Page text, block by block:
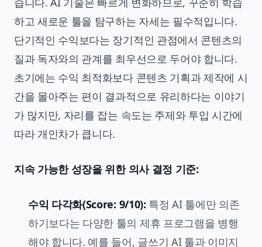
하고 새로운 툴을 탐구하는 자세는 필수적입니다.
단기적인 수익보다는 장기적인 관점에서 콘텐츠의
질과 독자와의 관계를 최우선으로 두어야 합니다.
초기에는 수익 최적화보다 콘텐츠 기획과 제작에 시
간을 몰아주는 편이 결과적으로 유리하다는 이야기
가 많지만, 자리를 잡는 속도는 주제와 투입 시간에
따라 개인차가 큽니다.
지속 가능한 성장을 위한 의사 결정 기준:
수익 다각화(Score: 9/10): 특정 AI 툴에만 의존
하기보다는 다양한 툴의 제휴 프로그램을 병행
해야 합니다. 예를 들어, 글쓰기 AI 툴과 이미지